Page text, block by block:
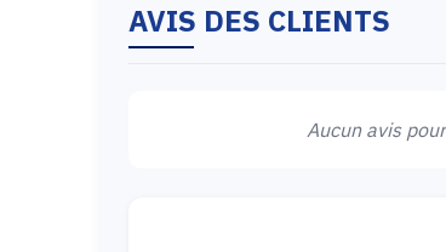
AVIS DES CLIENTS
Aucun avis